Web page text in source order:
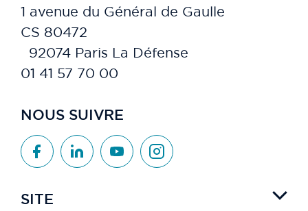
1 avenue du Général de Gaulle
CS 80472
92074 Paris La Défense
01 41 57 70 00
NOUS SUIVRE
SITE